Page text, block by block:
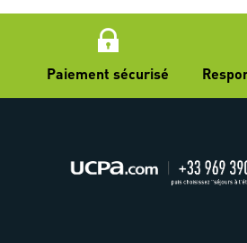
Paiement sécurisé